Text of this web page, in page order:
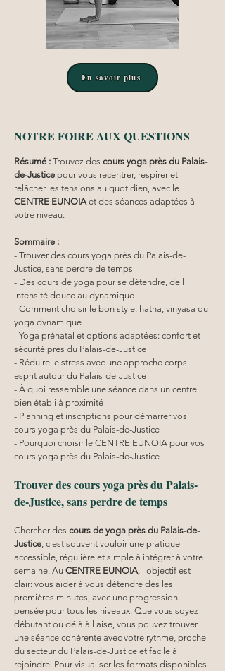
En savoir plus
NOTRE FOIRE AUX QUESTIONS
Résumé : Trouvez des cours yoga près du Palais-
de-Justice pour vous recentrer, respirer et
relâcher les tensions au quotidien, avec le
CENTRE EUNOIA et des séances adaptées à
votre niveau.
Sommaire :
- Trouver des cours yoga près du Palais-de-
Justice, sans perdre de temps
- Des cours de yoga pour se détendre, de l
intensité douce au dynamique
- Comment choisir le bon style: hatha, vinyasa ou
yoga dynamique
- Yoga prénatal et options adaptées: confort et
sécurité près du Palais-de-Justice
- Réduire le stress avec une approche corps
esprit autour du Palais-de-Justice
- À quoi ressemble une séance dans un centre
bien établi à proximité
- Planning et inscriptions pour démarrer vos
cours yoga près du Palais-de-Justice
- Pourquoi choisir le CENTRE EUNOIA pour vos
cours yoga près du Palais-de-Justice
Trouver des cours yoga près du Palais-
de-Justice, sans perdre de temps
Chercher des cours de yoga près du Palais-de-
Justice , c est souvent vouloir une pratique
accessible, régulière et simple à intégrer à votre
semaine. Au CENTRE EUNOIA , l objectif est
clair: vous aider à vous détendre dès les
premières minutes, avec une progression
pensée pour tous les niveaux. Que vous soyez
débutant ou déjà à l aise, vous pouvez trouver
une séance cohérente avec votre rythme, proche
du secteur du Palais-de-Justice et facile à
rejoindre. Pour visualiser les formats disponibles